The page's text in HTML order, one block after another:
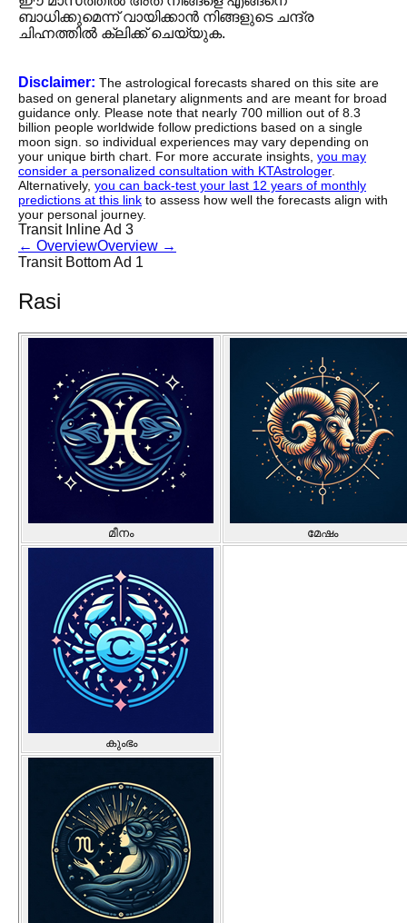
ബാധിക്കുമെന്ന് വായിക്കാൻ നിങ്ങളുടെ ചന്ദ്ര
ചിഹ്നത്തിൽ ക്ലിക്ക് ചെയ്യുക.
Disclaimer: The astrological forecasts shared on this site are
based on general planetary alignments and are meant for broad
guidance only. Please note that nearly 700 million out of 8.3
billion people worldwide follow predictions based on a single
moon sign. so individual experiences may vary depending on
your unique birth chart. For more accurate insights, you may
consider a personalized consultation with KTAstrologer.
Alternatively, you can back-test your last 12 years of monthly
predictions at this link to assess how well the forecasts align with
your personal journey.
Transit Inline Ad 3
← OverviewOverview →
Transit Bottom Ad 1
Rasi
മീനം മേഷം
കുംഭം